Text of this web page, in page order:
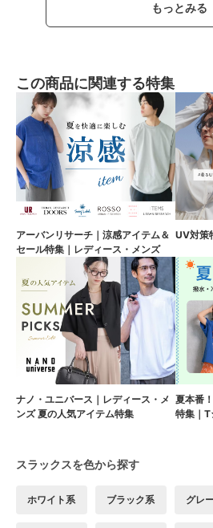
もっとみる
この商品に関連する特集
アーバンリサーチ｜涼感アイテム＆
セール特集｜レディース・メンズ
UV対策
ナノ・ユニバース｜レディース・メ
ンズ 夏の人気アイテム特集
夏本番
特集｜T
スラックスを色から探す
ホワイト系 ブラック系 グレ